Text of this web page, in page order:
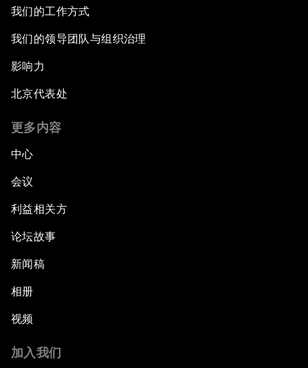
我们的工作方式
我们的领导团队与组织治理
影响力
北京代表处
更多内容
中心
会议
利益相关方
论坛故事
新闻稿
相册
视频
加入我们